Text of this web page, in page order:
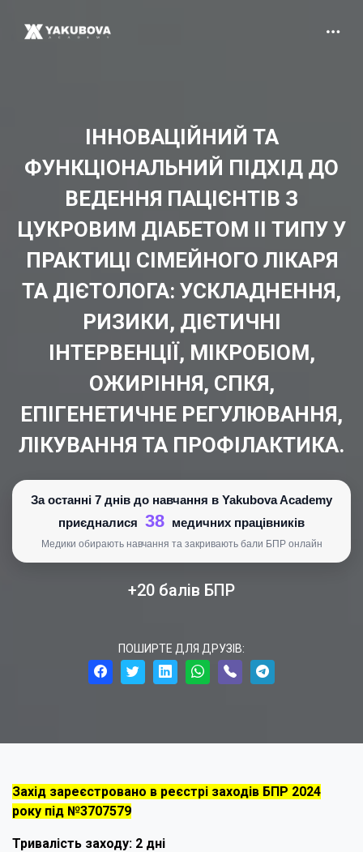
ІННОВАЦІЙНИЙ ТА
ФУНКЦІОНАЛЬНИЙ ПІДХІД ДО
ВЕДЕННЯ ПАЦІЄНТІВ З
ЦУКРОВИМ ДІАБЕТОМ ІІ ТИПУ У
ПРАКТИЦІ СІМЕЙНОГО ЛІКАРЯ
ТА ДІЄТОЛОГА: УСКЛАДНЕННЯ,
РИЗИКИ, ДІЄТИЧНІ
ІНТЕРВЕНЦІЇ, МІКРОБІОМ,
ОЖИРІННЯ, СПКЯ,
ЕПІГЕНЕТИЧНЕ РЕГУЛЮВАННЯ,
ЛІКУВАННЯ ТА ПРОФІЛАКТИКА.
За останні 7 днів до навчання в Yakubova Academy
приєдналися 38 медичних працівників
Медики обирають навчання та закривають бали БПР онлайн
+20 балів БПР
ПОШИРТЕ ДЛЯ ДРУЗІВ:
Захід зареєстровано в реєстрі заходів БПР 2024
року під №3707579
Тривалість заходу: 2 дні